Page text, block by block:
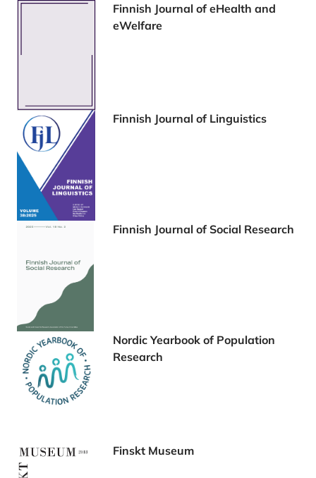
Finnish Journal of eHealth and
eWelfare
Finnish Journal of Linguistics
Finnish Journal of Social Research
Nordic Yearbook of Population
Research
Finskt Museum